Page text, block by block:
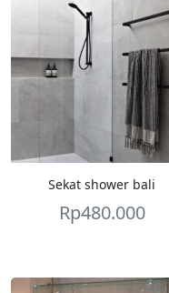
Sekat shower bali
Rp480.000